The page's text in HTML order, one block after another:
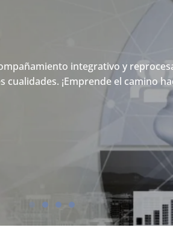
integrativo y
¡Emprende el camino